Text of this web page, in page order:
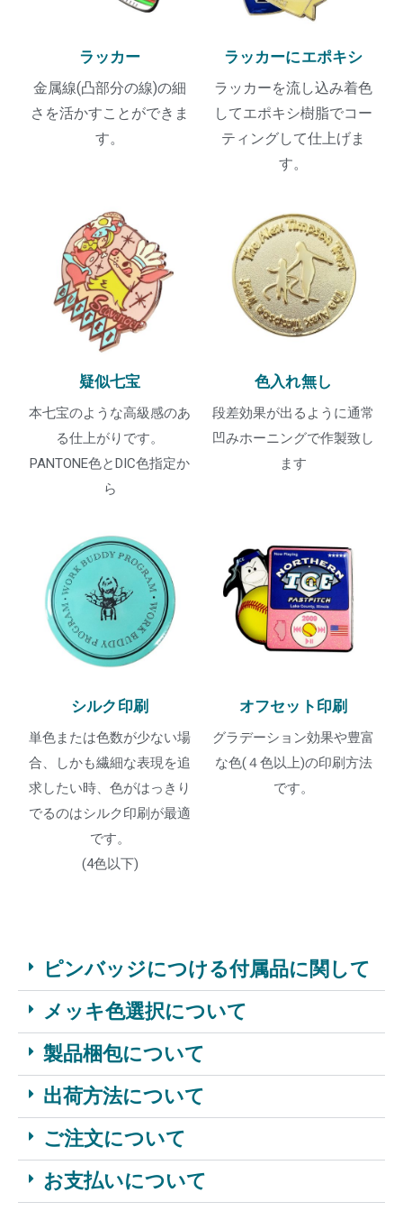
ラッカー
金属線(凸部分の線)の細
さを活かすことができま
す。
ラッカーにエポキシ
ラッカーを流し込み着色
してエポキシ樹脂でコー
ティングして仕上げま
す。
疑似七宝
本七宝のような高級感のあ
る仕上がりです。
PANTONE色とDIC色指定か
ら
色入れ無し
段差効果が出るように通常
凹みホーニングで作製致し
ます
シルク印刷
単色または色数が少ない場
合、しかも繊細な表現を追
求したい時、色がはっきり
でるのはシルク印刷が最適
です。
(4色以下)
オフセット印刷
グラデーション効果や豊富
な色(４色以上)の印刷方法
です。
ピンバッジにつける付属品に関して
メッキ色選択について
製品梱包について
出荷方法について
ご注文について
お支払いについて